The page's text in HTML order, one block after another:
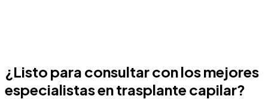
¿Listo para consultar con los mejores
especialistas entrasplante capilar?